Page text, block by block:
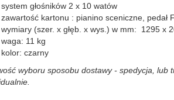
system głośników 2 x 10 watów
zawartość kartonu : pianino sceniczne, pedał
wymiary (szer. x głęb. x wys.) w mm: 1295 x
waga: 11 kg
kolor: czarny
wyboru sposobu dostawy - spedycja,